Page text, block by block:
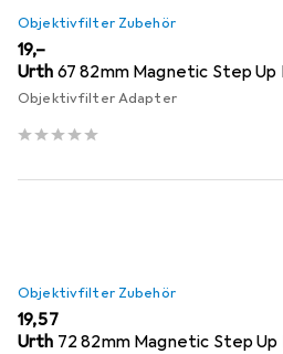
Objektivfilter Zubehör
EUR
19,–
Urth 67 82mm Magnetic Step
Objektivfilter Adapter
Objektivfilter Zubehör
EUR
19,57
Urth 72 82mm Magnetic Step